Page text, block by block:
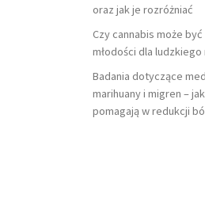
oraz jak je rozróżniać
Czy cannabis może być
młodości dla ludzkiego
Badania dotyczące
marihuany i migren – jak
pomagają w redukcji